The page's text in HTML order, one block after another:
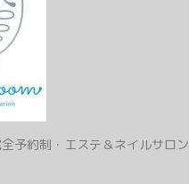
予約制・エステ＆ネイルサロン